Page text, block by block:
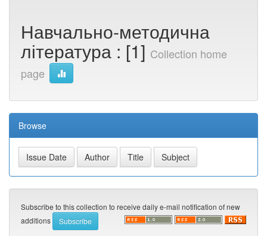
Навчально-методична
література : [1] Collection home
page
Browse
Subscribe to this collection to receive daily e-mail notification of new
additions